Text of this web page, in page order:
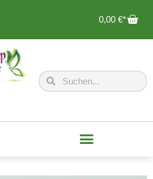
0,00 €